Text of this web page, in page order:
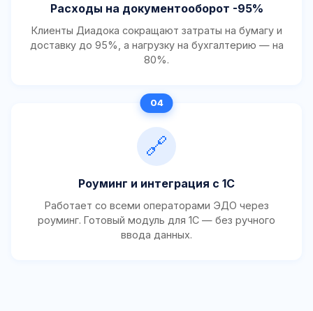
Расходы на документооборот -95%
Клиенты Диадока сокращают затраты на бумагу и
доставку до 95%, а нагрузку на бухгалтерию — на
80%.
🔗
Роуминг и интеграция с 1С
Работает со всеми операторами ЭДО через
роуминг. Готовый модуль для 1С — без ручного
ввода данных.